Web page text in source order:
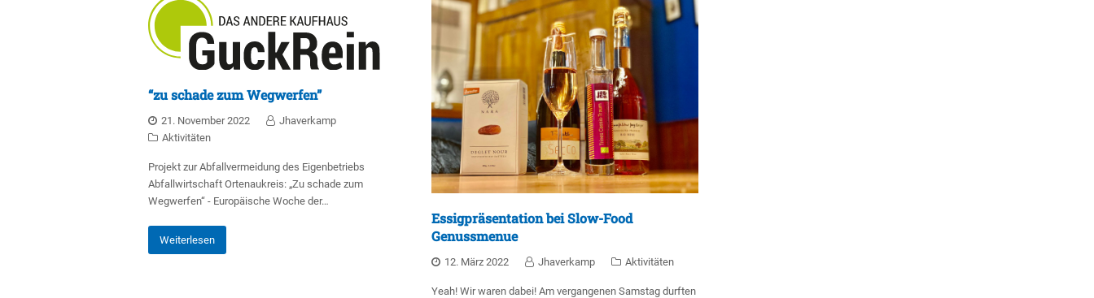
“zu schade zum Wegwerfen”
21. November 2022
Jhaverkamp
Aktivitäten
Projekt zur Abfallvermeidung des Eigenbetriebs
Abfallwirtschaft Ortenaukreis: „Zu schade zum
Wegwerfen“ - Europäische Woche der…
Weiterlesen
Essigpräsentation bei Slow-Food
Genussmenue
12. März 2022 Jhaverkamp Aktivitäten
Yeah! Wir waren dabei! Am vergangenen Samstag durften